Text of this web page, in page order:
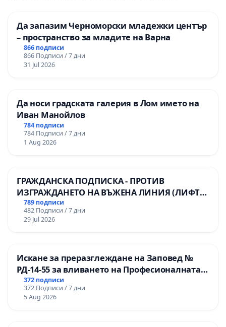
Да запазим Черноморски младежки център
– пространство за младите на Варна
866 подписи
866 Подписи / 7 дни
31 Jul 2026
Да носи градската галерия в Лом името на
Иван Манойлов
784 подписи
784 Подписи / 7 дни
1 Aug 2026
ГРАЖДАНСКА ПОДПИСКА - ПРОТИВ
ИЗГРАЖДАНЕТО НА ВЪЖЕНА ЛИНИЯ (ЛИФТ)
НА ТЕРИТОРИЯТА НА ПРИРОДНА
ЗАБЕЛЕЖИТЕЛНОСТ „ХЪЛМ НА
ОСВОБОДИТЕЛИТЕ“ (БУНАРДЖИК)
789 подписи
482 Подписи / 7 дни
29 Jul 2026
Искане за преразглеждане на Заповед №
РД-14-55 за вливането на Професионалната
гимназия по промишлени технологии в
Професионалната гимназия по икономика и
мениджмънт – гр. Пазарджик
372 подписи
372 Подписи / 7 дни
5 Aug 2026